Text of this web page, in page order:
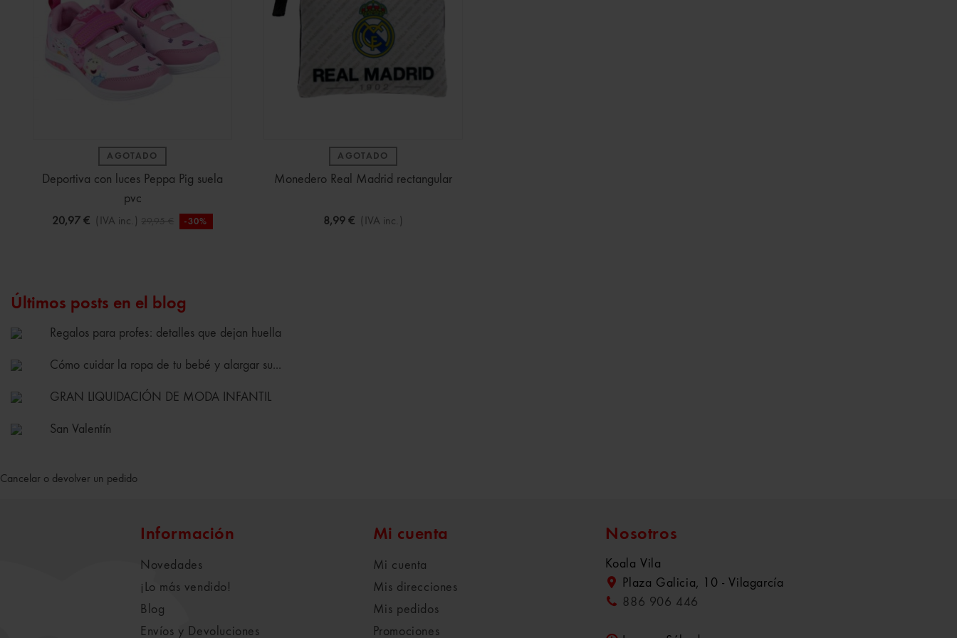
AGOTADO
Deportiva con luces Peppa Pig suela
pvc
20,97 € (IVA inc.) 29,95 € -30%
AGOTADO
Monedero Real Madrid rectangular
8,99 € (IVA inc.)
Últimos posts en el blog
Regalos para profes: detalles que dejan huella
Cómo cuidar la ropa de tu bebé y alargar su...
GRAN LIQUIDACIÓN DE MODA INFANTIL
San Valentín
Cancelar o devolver un pedido
Información
Novedades
¡Lo más vendido!
Blog
Envíos y Devoluciones
Mi cuenta
Mi cuenta
Mis direcciones
Mis pedidos
Promociones
Nosotros
Koala Vila
Plaza Galicia, 10 - Vilagarcía
886 906 446